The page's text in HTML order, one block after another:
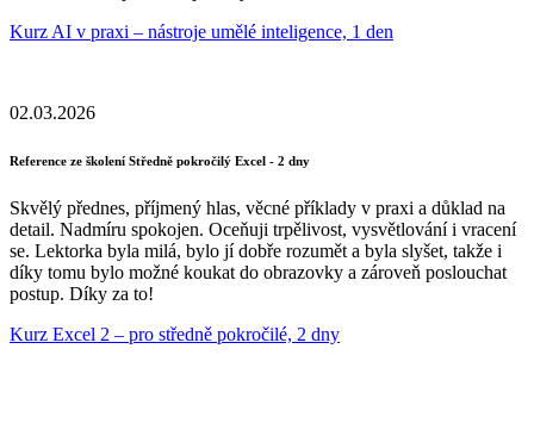
Kurz AI v praxi – nástroje umělé inteligence, 1 den
02.03.2026
Reference ze školení Středně pokročilý Excel - 2 dny
Skvělý přednes, příjmený hlas, věcné příklady v praxi a důklad na
detail. Nadmíru spokojen. Oceňuji trpělivost, vysvětlování i vracení
se. Lektorka byla milá, bylo jí dobře rozumět a byla slyšet, takže i
díky tomu bylo možné koukat do obrazovky a zároveň poslouchat
postup. Díky za to!
Kurz Excel 2 – pro středně pokročilé, 2 dny